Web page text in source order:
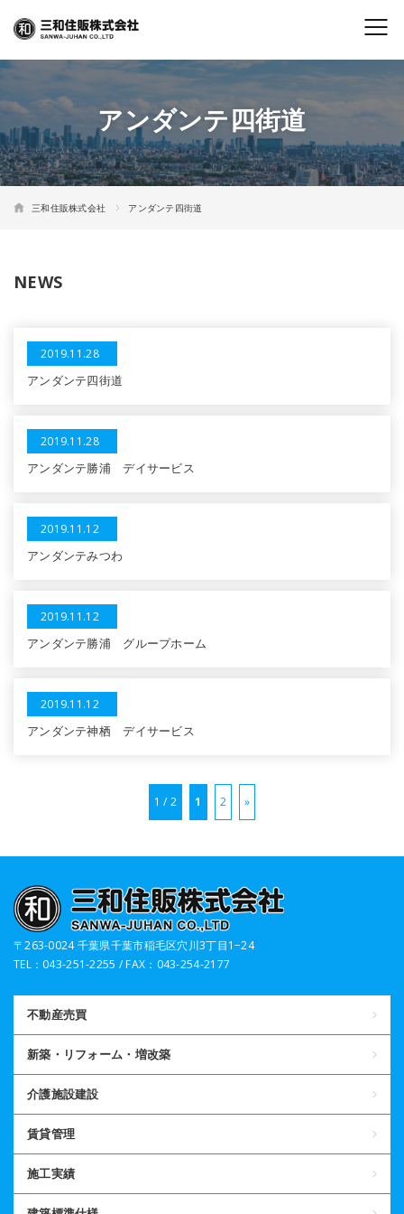
アンダンテ四街道
三和住販株式会社 アンダンテ四街道
NEWS
2019.11.28
アンダンテ四街道
2019.11.28
アンダンテ勝浦 デイサービス
2019.11.12
アンダンテみつわ
2019.11.12
アンダンテ勝浦 グループホーム
2019.11.12
アンダンテ神栖 デイサービス
1 / 2 1 2 »
〒263-0024 千葉県千葉市稲毛区穴川3丁目1−24
TEL：043-251-2255 / FAX：043-254-2177
不動産売買
新築・リフォーム・増改築
介護施設建設
賃貸管理
施工実績